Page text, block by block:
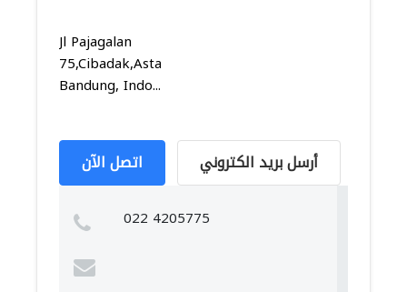
Jl Pajagalan
75,Cibadak,Astanaanyar,
Bandung, Indo...
اتصل الآن أرسل بريد الكتروني
022 4205775